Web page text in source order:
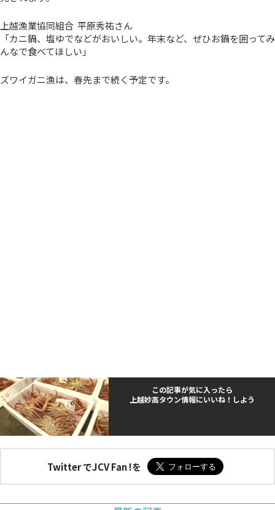
上越漁業協同組合 平原秀祐さん
「カニ鍋、塩ゆでなどがおいしい。年末など、ぜひお鍋を囲ってみ
んなで食べてほしい」
ズワイガニ漁は、春先まで続く予定です。
この記事が気に入ったら
上越妙高タウン情報にいいね！しよう
Twitter でJCV Fan !を